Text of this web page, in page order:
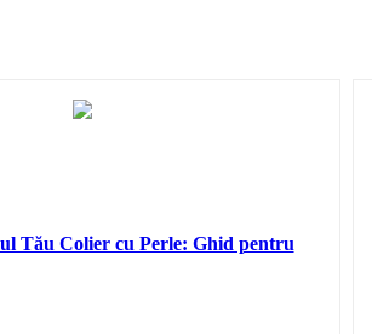
Tău Colier cu Perle: Ghid pentru